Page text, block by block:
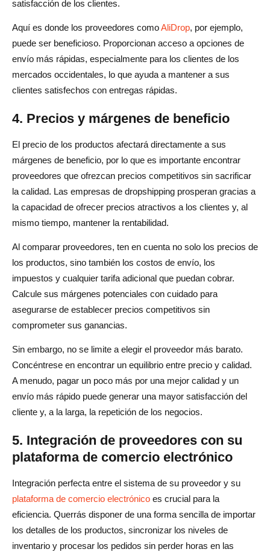
satisfacción de los clientes.
Aquí es donde los proveedores comoAliDrop, por ejemplo,
puede ser beneficioso. Proporcionan acceso a opciones de
envío más rápidas, especialmente para los clientes de los
mercados occidentales, lo que ayuda a mantener a sus
clientes satisfechos con entregas rápidas.
4. Precios y márgenes de beneficio
El precio de los productos afectará directamente a sus
márgenes de beneficio, por lo que es importante encontrar
proveedores que ofrezcan precios competitivos sin sacrificar
la calidad. Las empresas de dropshipping prosperan gracias a
la capacidad de ofrecer precios atractivos a los clientes y, al
mismo tiempo, mantener la rentabilidad.
Al comparar proveedores, ten en cuenta no solo los precios de
los productos, sino también los costos de envío, los
impuestos y cualquier tarifa adicional que puedan cobrar.
Calcule sus márgenes potenciales con cuidado para
asegurarse de establecer precios competitivos sin
comprometer sus ganancias.
Sin embargo, no se limite a elegir el proveedor más barato.
Concéntrese en encontrar un equilibrio entre precio y calidad.
A menudo, pagar un poco más por una mejor calidad y un
envío más rápido puede generar una mayor satisfacción del
cliente y, a la larga, la repetición de los negocios.
5. Integración de proveedores con su
plataforma de comercio electrónico
Integración perfecta entre el sistema de su proveedor y su
plataforma de comercio electrónico es crucial para la
eficiencia. Querrás disponer de una forma sencilla de importar
los detalles de los productos, sincronizar los niveles de
inventario y procesar los pedidos sin perder horas en las